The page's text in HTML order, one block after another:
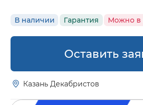
В наличии Гарантия Можно в
Оставить
Казань Декабристов